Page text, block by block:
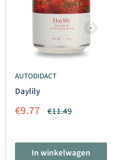
AUTODIDACT
Daylily
Aanbiedingsprijs
€9.77 Normale
€11.49
In winkelwagen